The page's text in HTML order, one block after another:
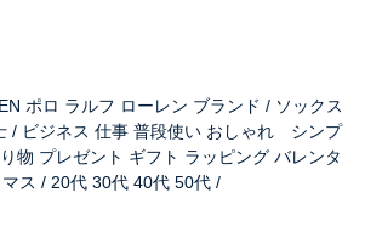
ポロ ラルフ ローレン ブランド / ソックス
/ ビジネス 仕事 普段使い おしゃれ シンプ
物 プレゼント ギフト ラッピング バレンタ
ス / 20代 30代 40代 50代 /